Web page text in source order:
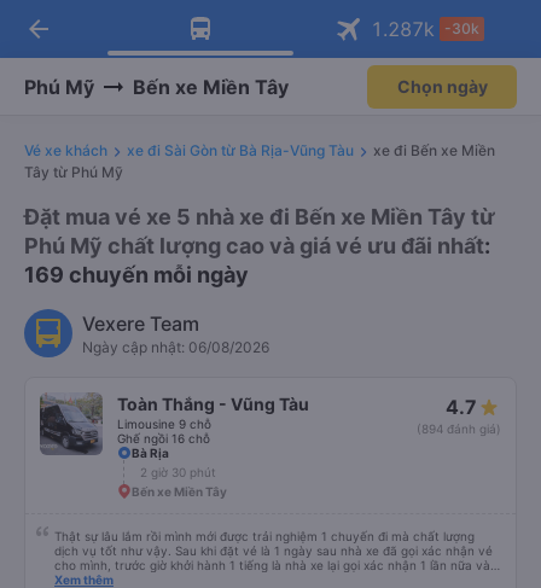
Tải app Vexere ngay!
Nhận ưu đãi thành viên độc
Mở app
Tải app Vexere
-30k/ghế khi đặt vé máy bay qua
Mở app
arrow_back 1.287k -30k
Phú Mỹ Bến xe Miền Tây Chọn ngày
Vé xe khách xe đi Sài Gòn từ Bà Rịa-Vũng Tàu
xe đi Bến xe Miền
Tây từ Phú Mỹ
Đặt mua vé xe 5 nhà xe đi Bến xe Miền Tây từ
Phú Mỹ chất lượng cao và giá vé ưu đãi nhất:
169 chuyến mỗi ngày
Vexere Team
Ngày cập nhật: 06/08/2026
Toàn Thắng - Vũng Tàu
Limousine 9 chỗ
Ghế ngồi 16 chỗ
4.7
(894 đánh giá)
Bà Rịa
2 giờ 30 phút
Bến xe Miền Tây
Thật sự lâu lắm rồi mình mới được trải nghiệm 1 chuyến đi mà chất lượng
dịch vụ tốt như vậy. Sau khi đặt vé là 1 ngày sau nhà xe đã gọi xác nhận vé
cho mình, trước giờ khởi hành 1 tiếng là nhà xe lại gọi xác nhận 1 lần nữa và
cung cấp số đt của bác tài và số xe. Dịch vụ tốt, xe sạch sẽ và bác tài chạy
Xem thêm